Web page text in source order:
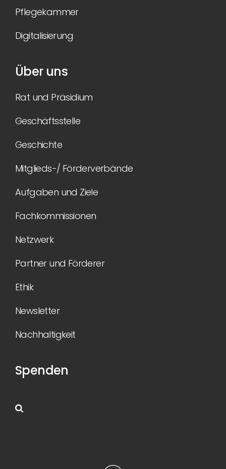
Pflegekammer
Digitalisierung
Über uns
Rat und Präsidium
Geschäftsstelle
Geschichte
Mitglieds-/ Förderverbände
Aufgaben und Ziele
Fachkommissionen
Netzwerk
Partner und Förderer
Ethik
Newsletter
Nachhaltigkeit
Spenden